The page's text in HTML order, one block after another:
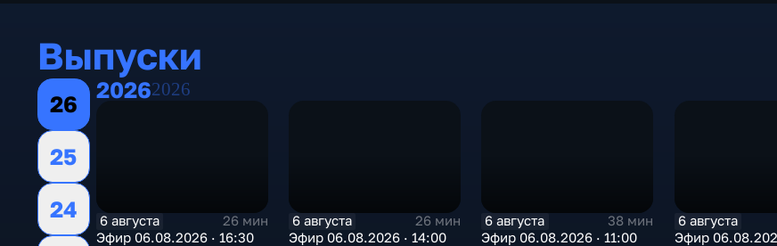
Выпуски
26
25
24
20262026
6 августа
26 мин
Эфир 06.08.2026 · 16:30
6 августа
26 мин
Эфир 06.08.2026 · 14:00
6 августа
38 мин
Эфир 06.08.2026 · 11:00
6 августа
Эфир